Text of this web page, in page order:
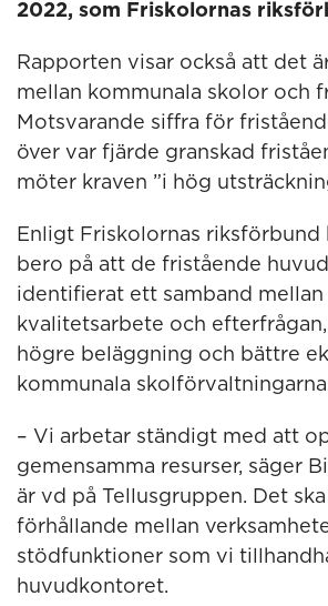
2022, som Friskolornas
Rapporten visar också att det
mellan kommunala skolor och
Motsvarande siffra för
över var fjärde granskad
möter kraven ”i hög
Enligt Friskolornas riksförbund
bero på att de fristående
identifierat ett samband mellan
kvalitetsarbete och
högre beläggning och bättre
kommunala
– Vi arbetar ständigt med att
gemensamma resurser, säger
är vd på Tellusgruppen. Det
förhållande mellan
stödfunktioner som vi
huvudkontoret.